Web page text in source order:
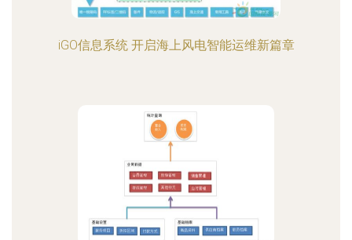
iGO信息系统 开启海上风电智能运维新篇章